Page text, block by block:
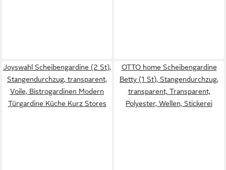
Joyswahl Scheibengardine (2 St),
Stangendurchzug, transparent,
Voile, Bistrogardinen Modern
Türgardine Küche Kurz Stores
OTTO home Scheibengardine
Betty (1 St), Stangendurchzug,
transparent, Transparent,
Polyester, Wellen, Stickerei